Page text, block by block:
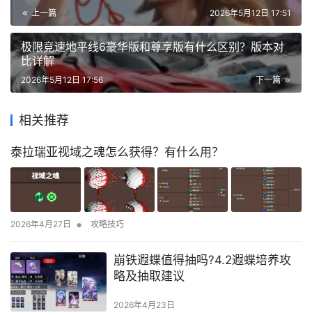
上一篇 2026年5月12日 17:51
极限竞速地平线6豪华版和尊享版有什么区别？版本对
比详解
下一篇
2026年5月12日 17:56
相关推荐
泰拉瑞亚视域之魂怎么获得？有什么用？
2026年4月27日 • 攻略技巧
崩铁遐蝶值得抽吗?4.2遐蝶培养攻
略及抽取建议
2026年4月23日